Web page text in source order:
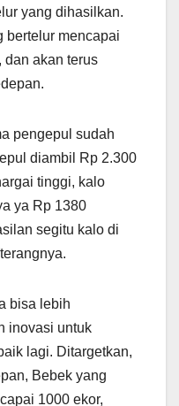
yang dihasilkan.
bertelur mencapai
dan akan terus
pengepul sudah
diambil Rp 2.300
tinggi, kalo
ya Rp 1380
segitu kalo di
bisa lebih
inovasi untuk
lagi. Ditargetkan,
Bebek yang
1000 ekor,